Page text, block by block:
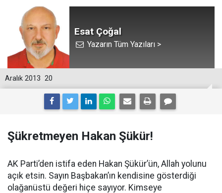
Esat Çoğal
Yazarın Tüm Yazıları >
20
Aralık 2013
Şükretmeyen Hakan Şükür!
AK Parti’den istifa eden Hakan Şükür’ün, Allah yolunu
açık etsin. Sayın Başbakan’ın kendisine gösterdiği
olağanüstü değeri hiçe sayıyor. Kimseye